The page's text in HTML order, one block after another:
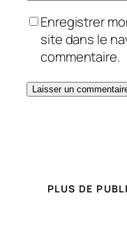
Enregistrer
site dans le
commentaire.
PLUS DE